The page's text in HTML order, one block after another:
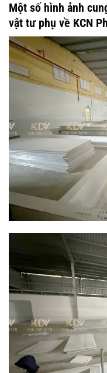
Một số hình ảnh
vật tư phụ về KCN